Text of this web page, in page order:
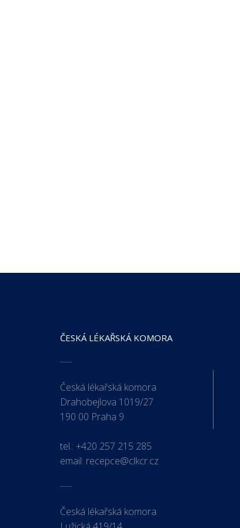
ČESKÁ LÉKAŘSKÁ KOMORA
Česká lékařská komora
Drahobejlova 1019/27
190 00 Praha 9
tel.: +420 257 215 285
email: recepce@clkcr.cz
Česká lékařská komora